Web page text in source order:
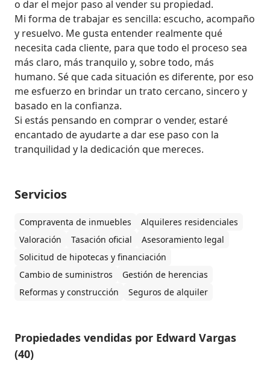
o dar el mejor paso al vender su propiedad.
Mi forma de trabajar es sencilla: escucho, acompaño
y resuelvo. Me gusta entender realmente qué
necesita cada cliente, para que todo el proceso sea
más claro, más tranquilo y, sobre todo, más
humano. Sé que cada situación es diferente, por eso
me esfuerzo en brindar un trato cercano, sincero y
basado en la confianza.
Si estás pensando en comprar o vender, estaré
encantado de ayudarte a dar ese paso con la
tranquilidad y la dedicación que mereces.
Servicios
Compraventa de inmuebles
Alquileres residenciales
Valoración
Tasación oficial
Asesoramiento legal
Solicitud de hipotecas y financiación
Cambio de suministros
Gestión de herencias
Reformas y construcción
Seguros de alquiler
Propiedades vendidas por Edward Vargas
(40)